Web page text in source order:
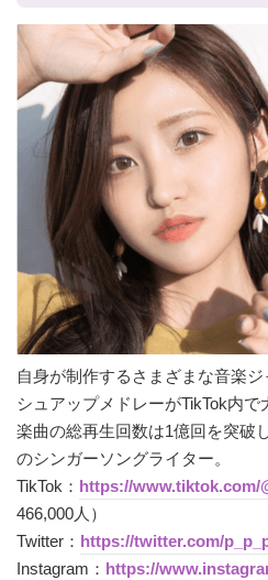
自身が制作するさまざまな音楽
シュアップメドレーがTikTok内で
楽曲の総再生回数は1億回を突破
のシンガーソングライター。
TikTok： https://www.tiktok.com/
466,000人）
Twitter： https://twitter.com/
Instagram： https://